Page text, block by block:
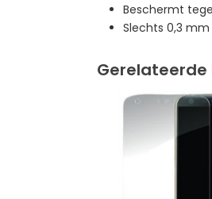
Beschermt
Slechts 0,3 mm
Gerelateerde